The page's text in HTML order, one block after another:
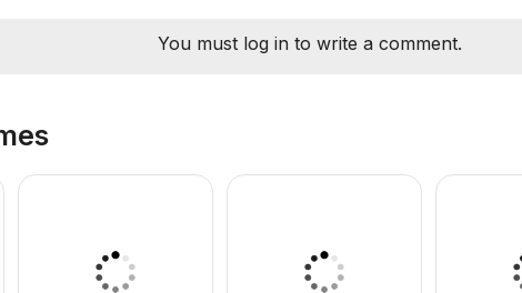
You must log in to write a comment.